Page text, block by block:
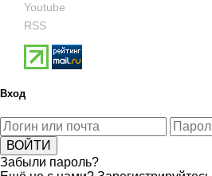
Youtube
RSS
Вход
Забыли пароль?